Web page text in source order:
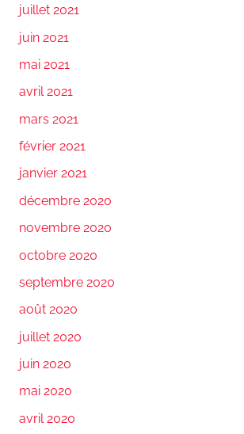
juillet 2021
juin 2021
mai 2021
avril 2021
mars 2021
février 2021
janvier 2021
décembre 2020
novembre 2020
octobre 2020
septembre 2020
août 2020
juillet 2020
juin 2020
mai 2020
avril 2020